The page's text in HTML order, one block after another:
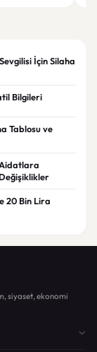
İçin Silaha
Bilgileri
Tablosu ve
Aidatlara
20 Bin Lira
siyaset, ekonomi